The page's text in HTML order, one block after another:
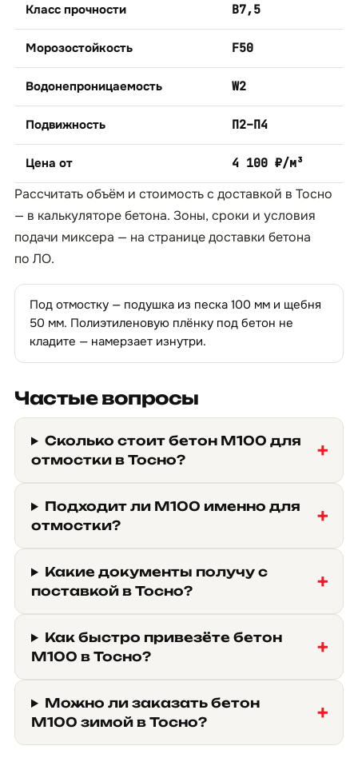
Класс прочности B7,5
Морозостойкость F50
Водонепроницаемость W2
Подвижность П2–П4
Цена от 4 100 ₽/м³
Рассчитать объём и стоимость с доставкой в Тосно
— в калькуляторе бетона. Зоны, сроки и условия
подачи миксера — на страницедоставки бетона
по ЛО.
Под отмостку — подушка из песка 100 мм и щебня
50 мм. Полиэтиленовую плёнку под бетон не
кладите — намерзает изнутри.
Частые вопросы
Сколько стоит бетон М100 для
отмостки в Тосно?
Подходит ли М100 именно для
отмостки?
Какие документы получу с
поставкой в Тосно?
Как быстро привезёте бетон
М100 в Тосно?
Можно ли заказать бетон
М100 зимой в Тосно?